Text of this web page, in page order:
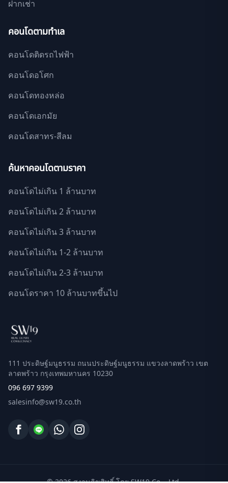
ฝากเช่า
คอนโดตามทำเล
คอนโดติดรถไฟฟ้า
คอนโดอโศก
คอนโดทองหล่อ
คอนโดเอกมัย
คอนโดสาทร-สีลม
ค้นหาคอนโดตามราคา
คอนโดไม่เกิน 1 ล้านบาท
คอนโดไม่เกิน 2 ล้านบาท
คอนโดไม่เกิน 3 ล้านบาท
คอนโดไม่เกิน 1-2 ล้านบาท
คอนโดไม่เกิน 2-3 ล้านบาท
คอนโดราคา 10 ล้านบาทขึ้นไป
111 ประดิษฐ์มนูธรรม ถนนประดิษฐ์มนูธรรม แขวงลาดพร้าว เขต
ลาดพร้าว กรุงเทพมหานคร 10230
096 697 9399
salesinfo@sw19.co.th